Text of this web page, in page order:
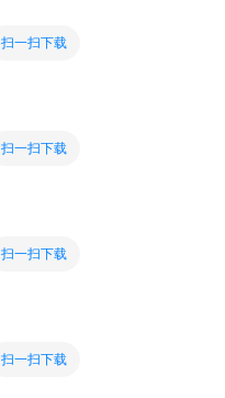
扫一扫下载
扫一扫下载
扫一扫下载
扫一扫下载